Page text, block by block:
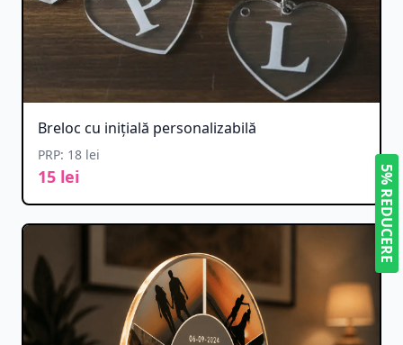
Breloc cu inițială personalizabilă
PRP: 18 lei
15 lei 5% REDUCERE